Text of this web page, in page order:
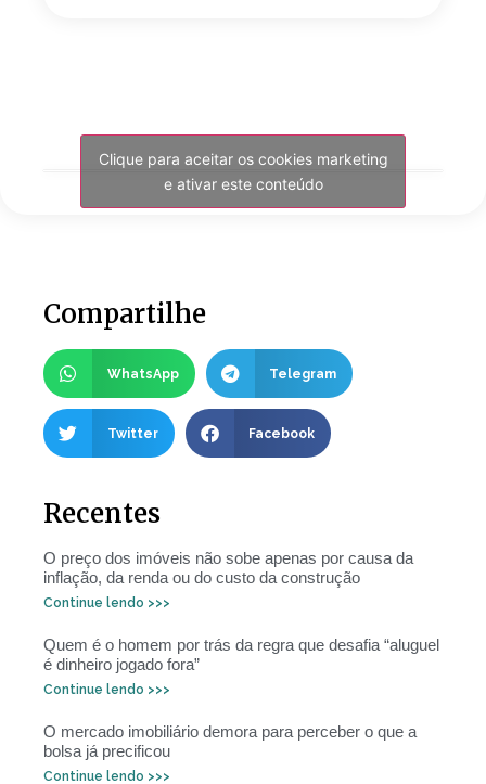
Clique para aceitar os cookies marketing
e ativar este conteúdo
Compartilhe
WhatsApp Telegram
Twitter Facebook
Recentes
O preço dos imóveis não sobe apenas por causa da
inflação, da renda ou do custo da construção
Continue lendo >>>
Quem é o homem por trás da regra que desafia “aluguel
é dinheiro jogado fora”
Continue lendo >>>
O mercado imobiliário demora para perceber o que a
bolsa já precificou
Continue lendo >>>